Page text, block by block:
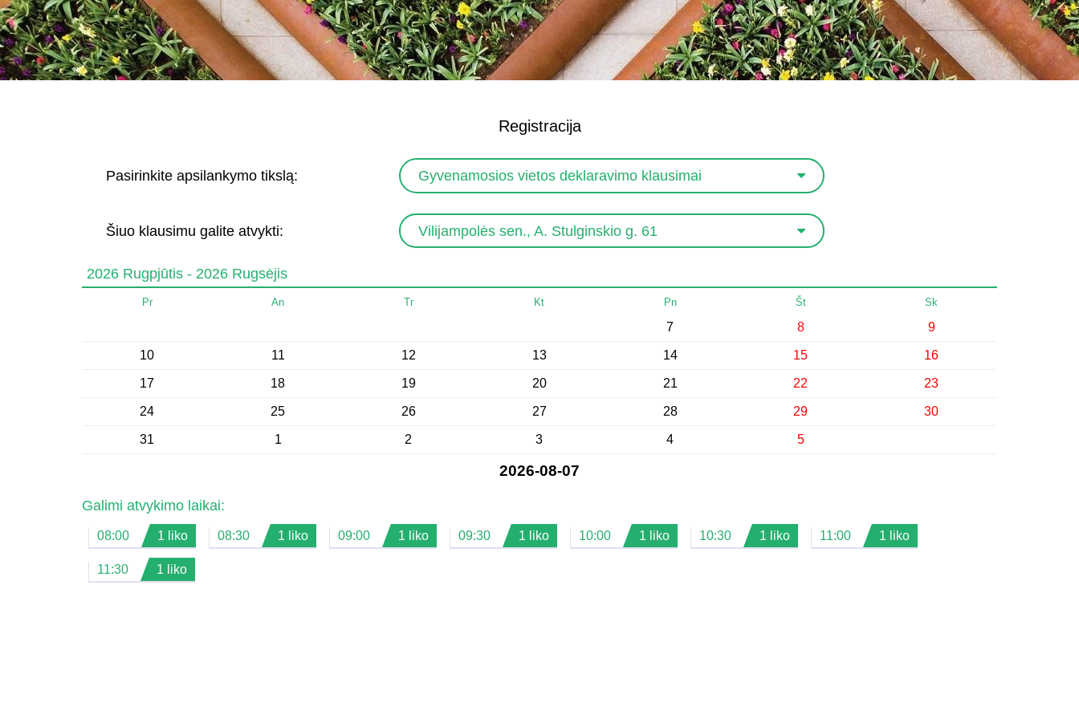
Registracija
Pasirinkite apsilankymo tikslą: Gyvenamosios vietos deklaravimo klausimai
Šiuo klausimu galite atvykti: Vilijampolės sen., A. Stulginskio g. 61
2026 Rugpjūtis - 2026 Rugsėjis
Pr An Tr Kt Pn Št Sk
7 8 9
10 11 12 13 14 15 16
17 18 19 20 21 22 23
24 25 26 27 28 29 30
31 1 2 3 4 5
2026-08-07
Galimi atvykimo laikai:
08:00 1 liko 08:30 1 liko 09:00 1 liko 09:30 1 liko 10:00 1 liko 10:30 1 liko 11:00 1 liko
11:30 1 liko